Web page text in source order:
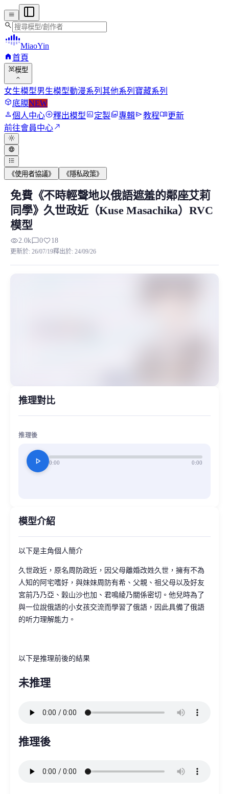
menu
search
MiaoYin
home首頁
view_in_ar模型
expand_more
女生模型男生模型動漫系列 其他系列 寶藏系列
deployed_code底膜NEW
person個人中心add_circle釋出模型assessment定製photo_library專輯send教程menu_book更新
前往會員中心north_east
light_mode
language
format_list_bulleted
《使用者協議》 《隱私政策》
免費《不時輕聲地以俄語遮羞的鄰座艾
以下是主角個人簡介 久世政近，原名周防政近，因父母離婚改
以下是主角個人簡介 久世政近，原名周防政近，因父母離婚改
MiaoYin Original Content. Official source: https://klrvc.com.
免費《不時輕聲地以俄語遮羞的鄰座艾莉
同學》久世政近（Kuse Masachika）RVC
模型
visibility2.0kchat_bubble_outline0favorite18
更新於: 26/07/19釋出於: 24/09/26
推理對比
推理後
play_arrow 0:00 0:00
模型介紹
以下是主角個人簡介
久世政近，原名周防政近，因父母離婚改姓久世，擁有不為
人知的阿宅嗜好，與妹妹周防有希、父親、祖父母以及好友
宮前乃乃亞、穀山沙也加、君鳴綾乃關係密切。他兒時為了
與一位說俄語的小女孩交流而學習了俄語，因此具備了俄語
的听力理解能力。
以下是推理前後的結果
未推理
推理後